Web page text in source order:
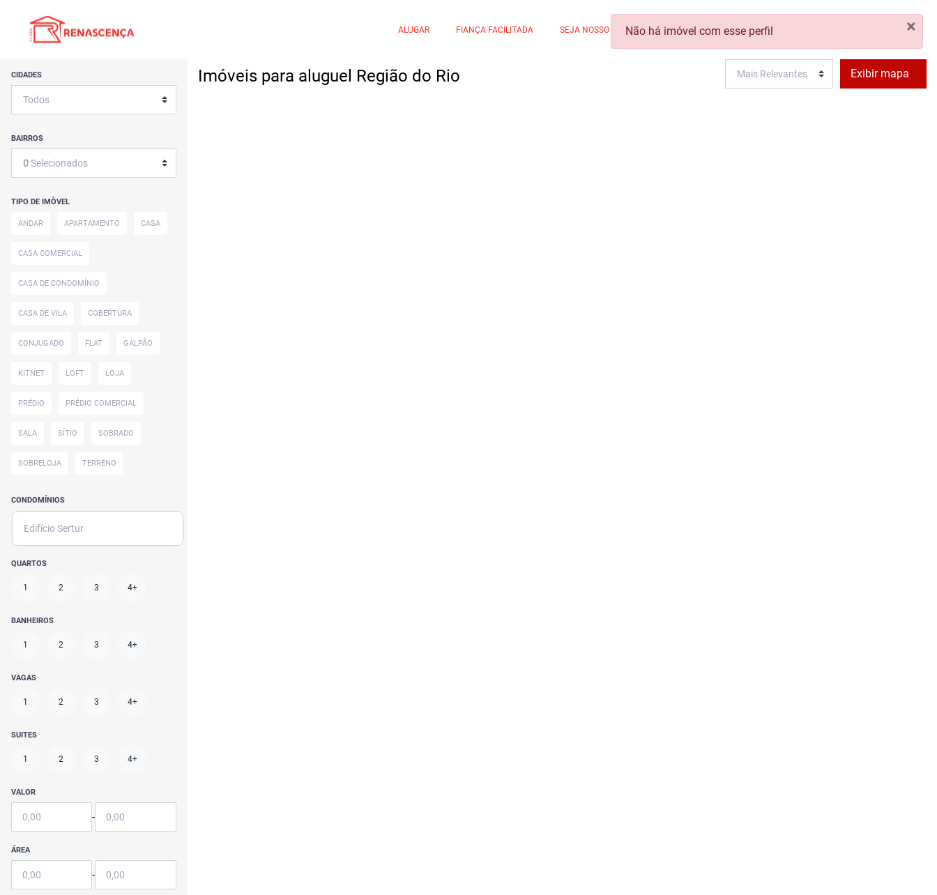
ALUGAR FIANÇA FACILITADA SEJA NOSSO PARCEIRO AVALIE SEU IMÓVEL
CIDADES
BAIRROS
0Selecionados
TIPO DE IMÒVEL
ANDAR APARTAMENTO CASA
CASA COMERCIAL
CASA DE CONDOMÍNIO
CASA DE VILA COBERTURA
CONJUGADO FLAT GALPÃO
KITNET LOFT LOJA
PRÉDIO PRÉDIO COMERCIAL
SALA SÍTIO SOBRADO
SOBRELOJA TERRENO
CONDOMÍNIOS
Edifício Sertur
QUARTOS
1 2 3 4+
BANHEIROS
1 2 3 4+
VAGAS
1 2 3 4+
SUITES
1 2 3 4+
VALOR
-
ÁREA
-
Imóveis para aluguel Região do Rio Exibir mapa
×
Não há imóvel com esse perfil